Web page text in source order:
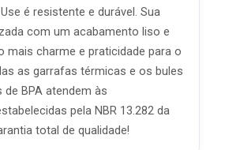
é resistente e durável. Sua
com um acabamento liso e
mais charme e praticidade para o
as garrafas térmicas e os bules
BPA atendem às
pela NBR 13.282 da
total de qualidade!